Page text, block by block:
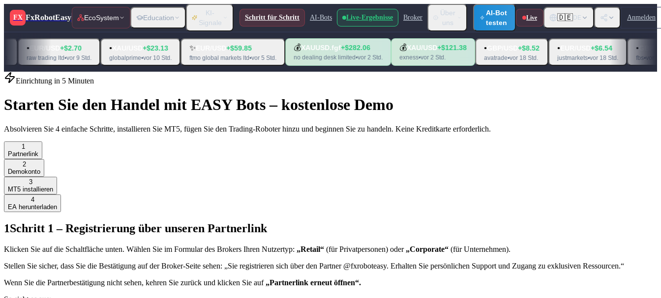
FX FxRobotEasy EcoSystem Education
KI-
Signale
Schritt für Schritt AI-Bots Live-Ergebnisse Broker
Über
uns
AI-Bot
testen
Live 🇩🇪DE Anmelden
+$2.70
trading ltd•vor 9 Std.
•XAU/USD +$23.13
globalprime vor 10 Std.
✨EUR/USD+$59.85
ftmo global markets ltd•vor 5 Std.
XAUUSD.fgf+$282.06
no dealing desk limited• vor 2 Std.
💰 XAU/USD+$121.38
exness vor 2 Std.
•GBP/USD +$8.52
vor 18 Std.
•EUR/USD +$6.54
justmarkets vor 18 Std.
•GBP/USD +$0.80
fbs•vor 18 Std.
Einrichtung in 5 Minuten
Starten Sie den Handel mit EASY Bots – kostenlose Demo
Absolvieren Sie 4 einfache Schritte, installieren Sie MT5, fügen Sie den Trading-Roboter hinzu und beginnen Sie zu handeln. Keine Kreditkarte erforderlich.
1
Partnerlink
2
Demokonto
3
MT5 installieren
4
EA herunterladen
1Schritt 1 – Registrierung über unseren Partnerlink
Klicken Sie auf die Schaltfläche unten. Wählen Sie im Formular des Brokers Ihren Nutzertyp: „Retail“ (für Privatpersonen) oder „Corporate“ (für Unternehmen).
Stellen Sie sicher, dass Sie die Bestätigung auf der Broker-Seite sehen: „Sie registrieren sich über den Partner @fxroboteasy. Erhalten Sie persönlichen Support und Zugang zu exklusiven Ressourcen.“
Wenn Sie die Partnerbestätigung nicht sehen, kehren Sie zurück und klicken Sie auf „Partnerlink erneut öffnen“.